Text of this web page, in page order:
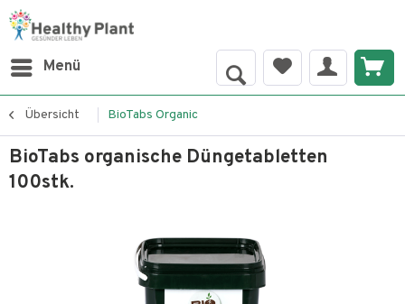
Menü
Übersicht BioTabs Organic
BioTabs organische Düngetabletten
100stk.